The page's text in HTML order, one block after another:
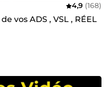
4,9 (168)
vos ADS , VSL , RÉEL